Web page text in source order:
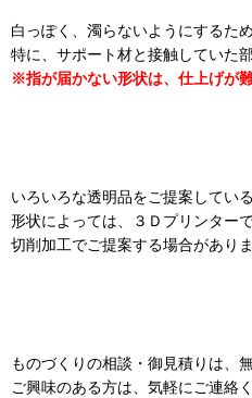
白っぽく、濁らないようにするた
特に、サポート材と接触していた
※指が届かない形状は、仕上げが難
いろいろな透明品をご提案してい
形状によっては、３Ｄプリンター
切削加工でご提案する場合がありま
ものづくりの相談・御見積りは、無
ご興味のある方は、気軽にご連絡く